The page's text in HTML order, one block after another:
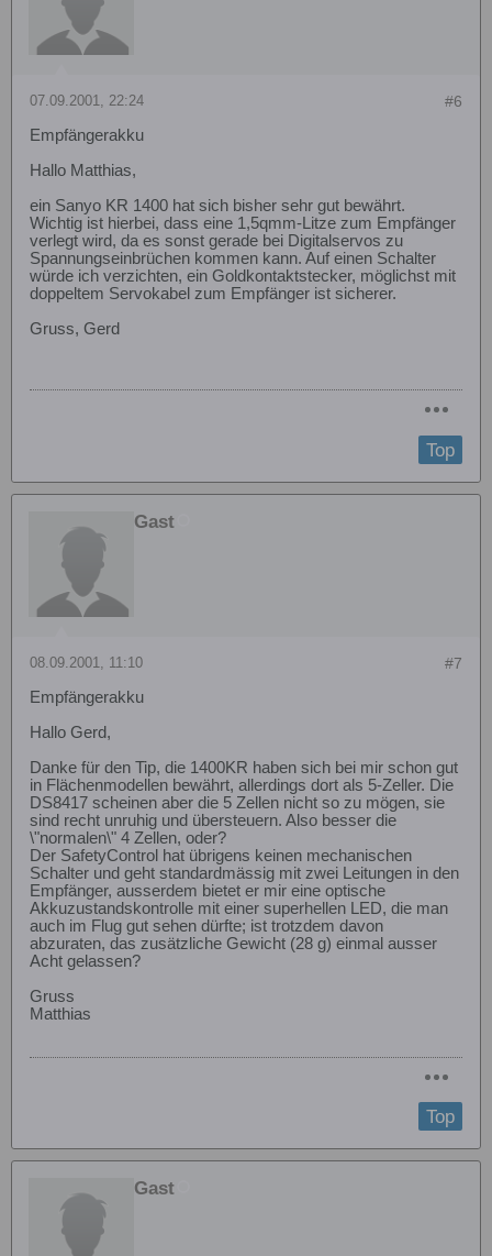
#6
07.09.2001, 22:24
Empfängerakku
Hallo Matthias,
ein Sanyo KR 1400 hat sich bisher sehr gut bewährt.
Wichtig ist hierbei, dass eine 1,5qmm-Litze zum Empfänger
verlegt wird, da es sonst gerade bei Digitalservos zu
Spannungseinbrüchen kommen kann. Auf einen Schalter
würde ich verzichten, ein Goldkontaktstecker, möglichst mit
doppeltem Servokabel zum Empfänger ist sicherer.
Gruss, Gerd
Top
Gast
#7
08.09.2001, 11:10
Empfängerakku
Hallo Gerd,
Danke für den Tip, die 1400KR haben sich bei mir schon gut
in Flächenmodellen bewährt, allerdings dort als 5-Zeller. Die
DS8417 scheinen aber die 5 Zellen nicht so zu mögen, sie
sind recht unruhig und übersteuern. Also besser die
\"normalen\" 4 Zellen, oder?
Der SafetyControl hat übrigens keinen mechanischen
Schalter und geht standardmässig mit zwei Leitungen in den
Empfänger, ausserdem bietet er mir eine optische
Akkuzustandskontrolle mit einer superhellen LED, die man
auch im Flug gut sehen dürfte; ist trotzdem davon
abzuraten, das zusätzliche Gewicht (28 g) einmal ausser
Acht gelassen?
Gruss
Matthias
Top
Gast